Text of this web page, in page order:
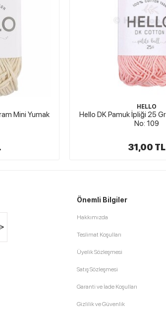
Mini Yumak
HELLO
Hello DK Pamuk İpliği 25
No: 119
31,00 TL
Önemli Bilgiler
Hakkımızda
Teslimat Koşulları
Üyelik Sözleşmesi
Satış Sözleşmesi
Garanti ve İade Koşulları
Gizlilik ve Güvenlik